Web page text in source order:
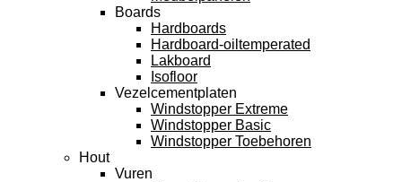
Boards
Hardboards
Hardboard-oiltemperated
Lakboard
Isofloor
Vezelcementplaten
Windstopper Extreme
Windstopper Basic
Windstopper Toebehoren
Hout
Vuren